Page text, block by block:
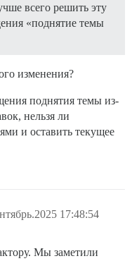
всего решить эту
«поднятие темы
изменения?
поднятия темы из-
нельзя ли
и оставить текущее
17:48:54
Мы заметили